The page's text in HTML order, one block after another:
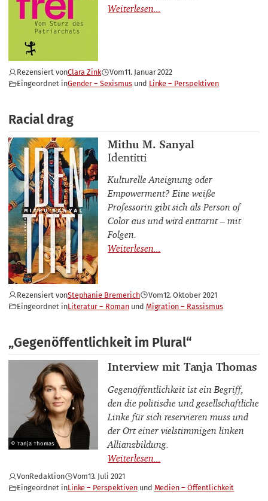
Rezensiert vonClara Zink Vom11. Januar 2022
Eingeordnet inGender – Sexismus Linke – Perspektiven
Racial drag
Buchautor_innen
Mithu M. Sanyal
Buchtitel
Identitti
Kulturelle Aneignung oder
Empowerment? Eineweiße
Professorin gibt sich als Person of
Color aus und wird enttarnt – mit
Folgen.
Rezensiert vonStephanie Bremerich Vom12. Oktober 2021
Eingeordnet inLiteratur – Roman Migration – Rassismus
„Gegenöffentlichkeit im Plural“
© Tanja Thomas
Interviewpartner_innen
Interview mit Tanja Thomas
Gegenöffentlichkeit ist ein Begriff,
den die politische und gesellschaftliche
Linke für sich reservieren muss und
der Ort einer vielstimmigen linken
Allianzbildung.
VonRedaktion Vom13. Juli 2021
Eingeordnet inLinke – Perspektiven Medien – Öffentlichkeit